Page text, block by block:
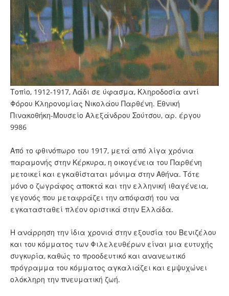
Τοπίο, 1912-1917, Λάδι σε ύφασμα, Κληροδοσία αντί
Φόρου Κληρονομίας Νικολάου Παρθένη. Εθνική
Πινακοθήκη-Μουσείο Αλεξάνδρου Σούτσου, αρ. έργου
9986
Από το φθινόπωρο του 1917, μετά από λίγα χρόνια
παραμονής στην Κέρκυρα, η οικογένεια του Παρθένη
μετοικεί και εγκαθίσταται μόνιμα στην Αθήνα. Τότε
μόνο ο ζωγράφος αποκτά και την ελληνική ιθαγένεια,
γεγονός που μεταφράζει την απόφασή του να
εγκατασταθεί πλέον οριστικά στην Ελλάδα.
Η ανάρρηση την ίδια χρονιά στην εξουσία του Βενιζέλου
και του κόμματος των Φιλελευθέρων είναι μια ευτυχής
συγκυρία, καθώς το προοδευτικό και ανανεωτικό
πρόγραμμα του κόμματος αγκαλιάζει και εμψυχώνει
ολόκληρη την πνευματική ζωή.